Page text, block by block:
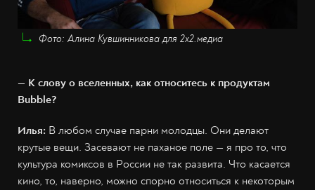
Фото: Алина Кувшинникова для 2х2.медиа
— К слову о вселенных, как относитесь к продуктам
Bubble?
Илья: В любом случае парни молодцы. Они делают
крутые вещи. Засевают не паханое поле — я про то, что
культура комиксов в России не так развита. Что касается
кино, то, наверно, можно спорно относиться к некоторым